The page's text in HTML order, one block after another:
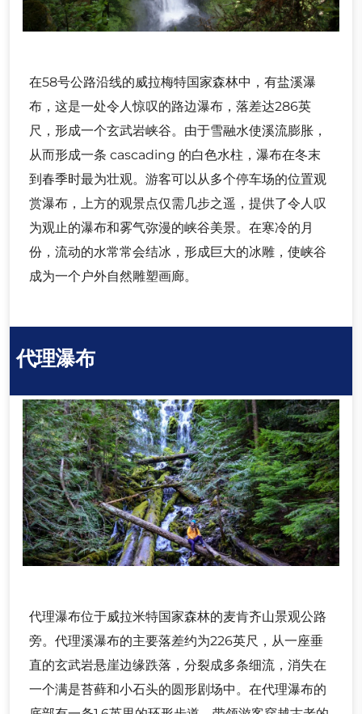
在58号公路沿线的威拉梅特国家森林中，有盐溪瀑
布，这是一处令人惊叹的路边瀑布，落差达286英
尺，形成一个玄武岩峡谷。由于雪融水使溪流膨胀，
从而形成一条 cascading 的白色水柱，瀑布在冬末
到春季时最为壮观。游客可以从多个停车场的位置观
赏瀑布，上方的观景点仅需几步之遥，提供了令人叹
为观止的瀑布和雾气弥漫的峡谷美景。在寒冷的月
份，流动的水常常会结冰，形成巨大的冰雕，使峡谷
成为一个户外自然雕塑画廊。
代理瀑布
代理瀑布位于威拉米特国家森林的麦肯齐山景观公路
旁。代理溪瀑布的主要落差约为226英尺，从一座垂
直的玄武岩悬崖边缘跌落，分裂成多条细流，消失在
一个满是苔藓和小石头的圆形剧场中。在代理瀑布的